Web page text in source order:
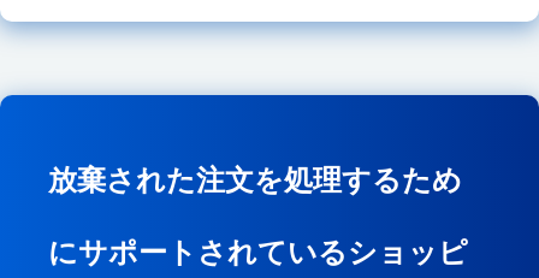
放棄された注文を処理するため
にサポートされているショッピ